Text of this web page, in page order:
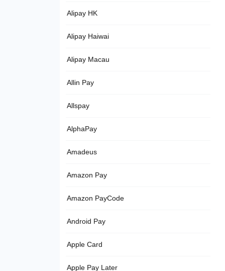
Alipay HK
Alipay Haiwai
Alipay Macau
Allin Pay
Allspay
AlphaPay
Amadeus
Amazon Pay
Amazon PayCode
Android Pay
Apple Card
Apple Pay Later